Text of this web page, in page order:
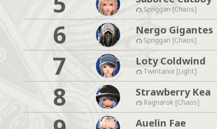
Spriggan [Chaos]
6 Nergo Gigantes
Spriggan [Chaos]
7 Loty Coldwind
Twintania [Light]
8 Strawberry Kea
Ragnarok [Chaos]
Auelin Fae